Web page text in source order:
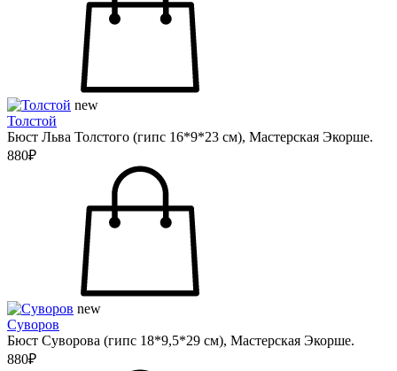
new
Толстой
Бюст Льва Толстого (гипс 16*9*23 см), Мастерская Экорше.
880₽
new
Суворов
Бюст Суворова (гипс 18*9,5*29 см), Мастерская Экорше.
880₽